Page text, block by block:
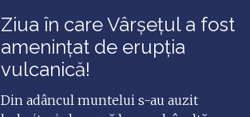
Ziua în care Vârșețul a fost
amenințat de erupția
vulcanică!
Din adâncul muntelui s-au auzit